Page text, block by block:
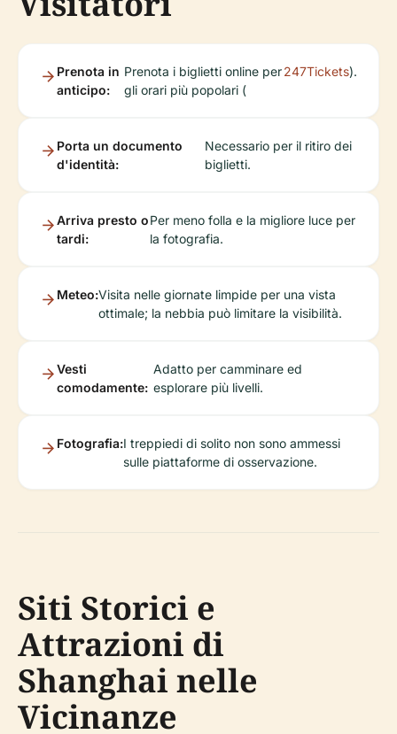
Prenota in
anticipo:
Prenota i biglietti online per
gli orari più popolari (
247Tickets).
Porta un documento
d'identità:
Necessario per il ritiro dei
biglietti.
Arriva presto o
tardi:
Per meno folla e la migliore luce per
la fotografia.
Meteo:Visita nelle giornate limpide per una vista
ottimale; la nebbia può limitare la visibilità.
Vesti
comodamente:
Adatto per camminare ed
esplorare più livelli.
Fotografia:I treppiedi di solito non sono ammessi
sulle piattaforme di osservazione.
Siti Storici e
Attrazioni di
Shanghai nelle
Vicinanze